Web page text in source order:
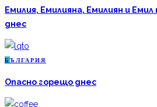
Емилия, Емилияна, Емилиян и
днес
Б ЪЛГАРИЯ
Опасно горещо днес